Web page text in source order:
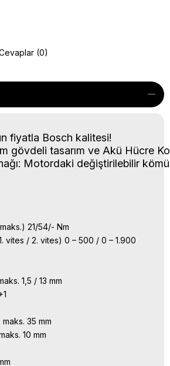
(0)
fiyatla Bosch kalitesi!
gövdeli tasarım ve Akü Hücre
Motordaki değiştirilebilir
21/54/- Nm
vites / 2. vites) 0 – 500 / 0 – 1.900
1,5 / 13 mm
35 mm
10 mm